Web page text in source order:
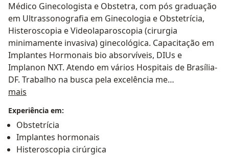
Médico Ginecologista e Obstetra, com pós graduação
em Ultrassonografia em Ginecologia e Obstetrícia,
Histeroscopia e Videolaparoscopia (cirurgia
minimamente invasiva) ginecológica. Capacitação em
Implantes Hormonais bio absorvíveis, DIUs e
Implanon NXT. Atendo em vários Hospitais de Brasília-
DF. Trabalho na busca pela excelência me
comprometendo com o melhor para minhas
pacientes. Priorizando um atendimento
personalizado, de confiança, respeito e um
acompanhamento humanizado.
http://lattes.cnpq.br/4966819939198875
mais
Experiência em:
Obstetrícia
Implantes hormonais
Histeroscopia cirúrgica